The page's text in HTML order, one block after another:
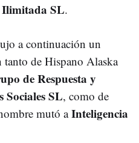
SL.
a continuación un
de Hispano Alaska
de Respuesta y
Sociales SL, como de
mutó aInteligencia